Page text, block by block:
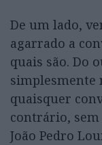
De um lado,
agarrado a
quais são. Do
simplesmente
quaisquer
contrário,
João Pedro